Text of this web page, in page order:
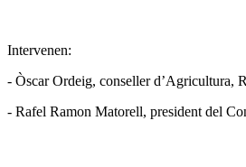
Intervenen:
- Òscar Ordeig, conseller d’Agricultura,
- Rafel Ramon Matorell, president del